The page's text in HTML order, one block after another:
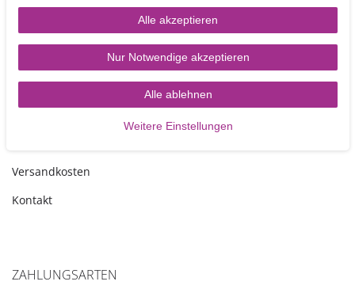
Versandkosten
Kontakt
ZAHLUNGSARTEN
Alle akzeptieren
Nur Notwendige akzeptieren
Alle ablehnen
Weitere Einstellungen